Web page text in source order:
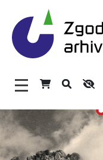
Glavni meni
O arhivu
Zaposleni